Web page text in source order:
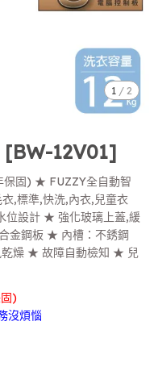
1 /2
[BW-12V01]
保固) ★ FUZZY全自動智
,標準,快洗,內衣,兒童衣
位設計 ★ 強化玻璃上蓋,緩
金鋼板 ★ 內槽：不銹鋼
燥 ★ 故障自動檢知 ★ 兒
)
沒煩惱